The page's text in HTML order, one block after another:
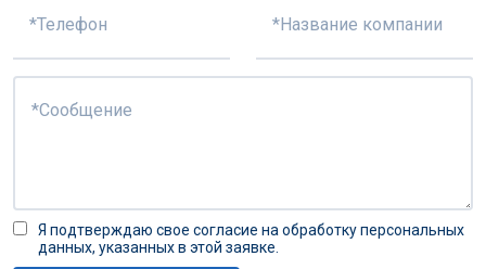
Я подтверждаю свое согласие на обработку персональных
данных, указанных в этой заявке.